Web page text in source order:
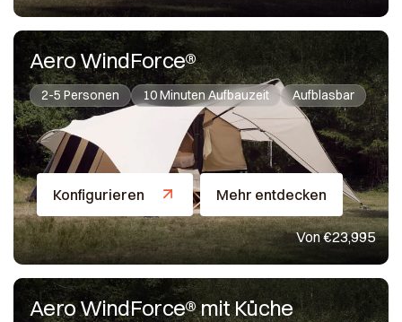
Aero WindForce®
2-5 Personen 10 Minuten Aufbauzeit Aufblasbar
Konfigurieren Mehr entdecken
Von €23,995
Aero WindForce® mit Küche